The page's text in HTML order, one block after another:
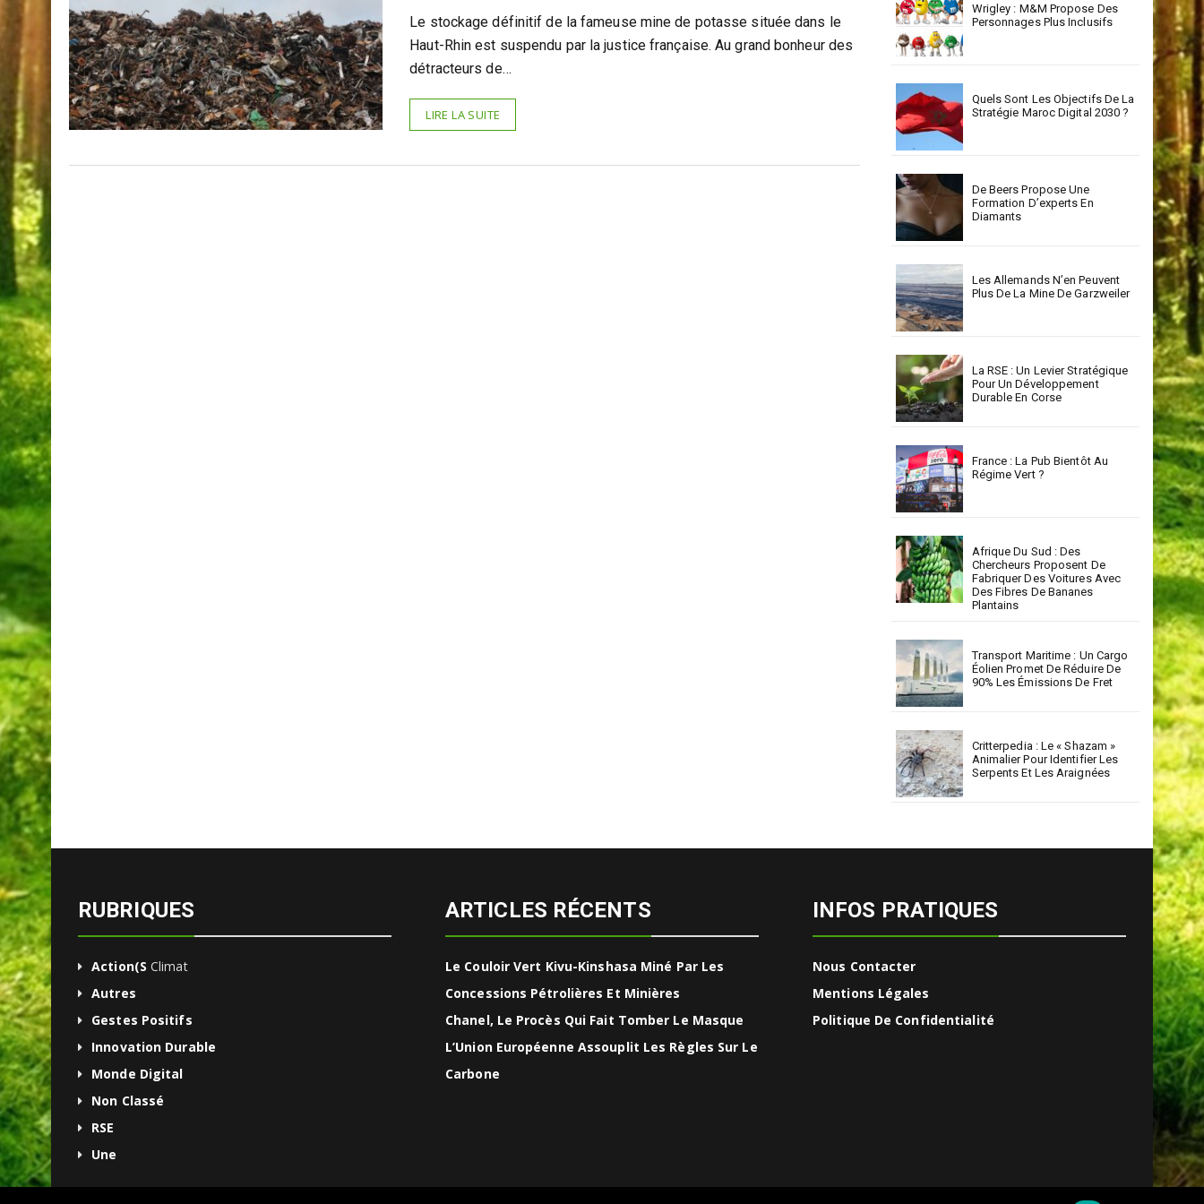
Le stockage définitif de la fameuse mine de potasse située dans le
Haut-Rhin est suspendu par la justice française. Au grand bonheur des
détracteurs de…
LIRE LA SUITE
Wrigley : M&M Propose Des
Personnages Plus Inclusifs
Quels Sont Les Objectifs De La
Stratégie Maroc Digital 2030 ?
De Beers Propose Une
Formation D’experts En
Diamants
Les Allemands N’en Peuvent
Plus De La Mine De Garzweiler
La RSE : Un Levier Stratégique
Pour Un Développement
Durable En Corse
France : La Pub Bientôt Au
Régime Vert ?
Afrique Du Sud : Des
Chercheurs Proposent De
Fabriquer Des Voitures Avec
Des Fibres De Bananes
Plantains
Transport Maritime : Un Cargo
Éolien Promet De Réduire De
90% Les Émissions De Fret
Critterpedia : Le « Shazam »
Animalier Pour Identifier Les
Serpents Et Les Araignées
RUBRIQUES
Action(s Climat
Autres
Gestes Positifs
Innovation Durable
Monde Digital
Non Classé
RSE
Une
ARTICLES RÉCENTS
Le Couloir Vert Kivu-Kinshasa Miné Par Les
Concessions Pétrolières Et Minières
Chanel, Le Procès Qui Fait Tomber Le Masque
L’Union Européenne Assouplit Les Règles Sur Le
Carbone
INFOS PRATIQUES
Nous Contacter
Mentions Légales
Politique De Confidentialité